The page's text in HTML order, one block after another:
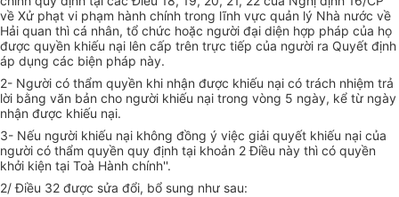
về Xử phạt vi phạm hành chính trong lĩnh vực quản lý Nhà nước về
Hải quan thì cá nhân, tổ chức hoặc người đại diện hợp pháp của họ
được quyền khiếu nại lên cấp trên trực tiếp của người ra Quyết định
áp dụng các biện pháp này.
2- Người có thẩm quyền khi nhận được khiếu nại có trách nhiệm trả
lời bằng văn bản cho người khiếu nại trong vòng 5 ngày, kể từ ngày
nhận được khiếu nại.
3- Nếu người khiếu nại không đồng ý việc giải quyết khiếu nại của
người có thẩm quyền quy định tại khoản 2 Điều này thì có quyền
khởi kiện tại Toà Hành chính''.
2/ Điều 32 được sửa đổi, bổ sung như sau: